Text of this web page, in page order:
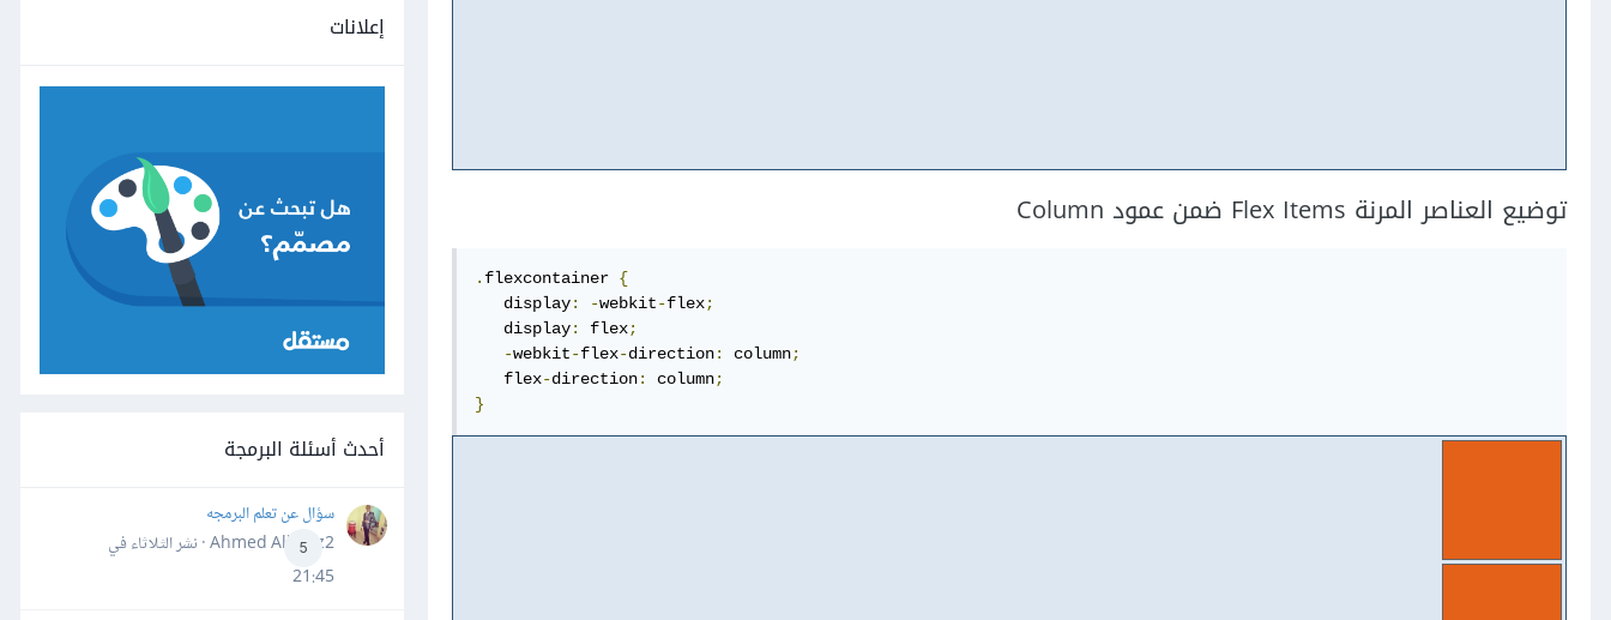
توضيع العناصر المرنة Flex Items ضمن عمود Column
. flexcontainer {
   display
: -webkit-flex;
   display
: flex;
-webkit-flex-direction: column;
   flex
-direction: column;
}
إعلانات
أحدث أسئلة البرمجة
5
سؤال عن تعلم البرمجه
Ahmed Alhafiz2 · نشر
الثلاثاء في
21:45